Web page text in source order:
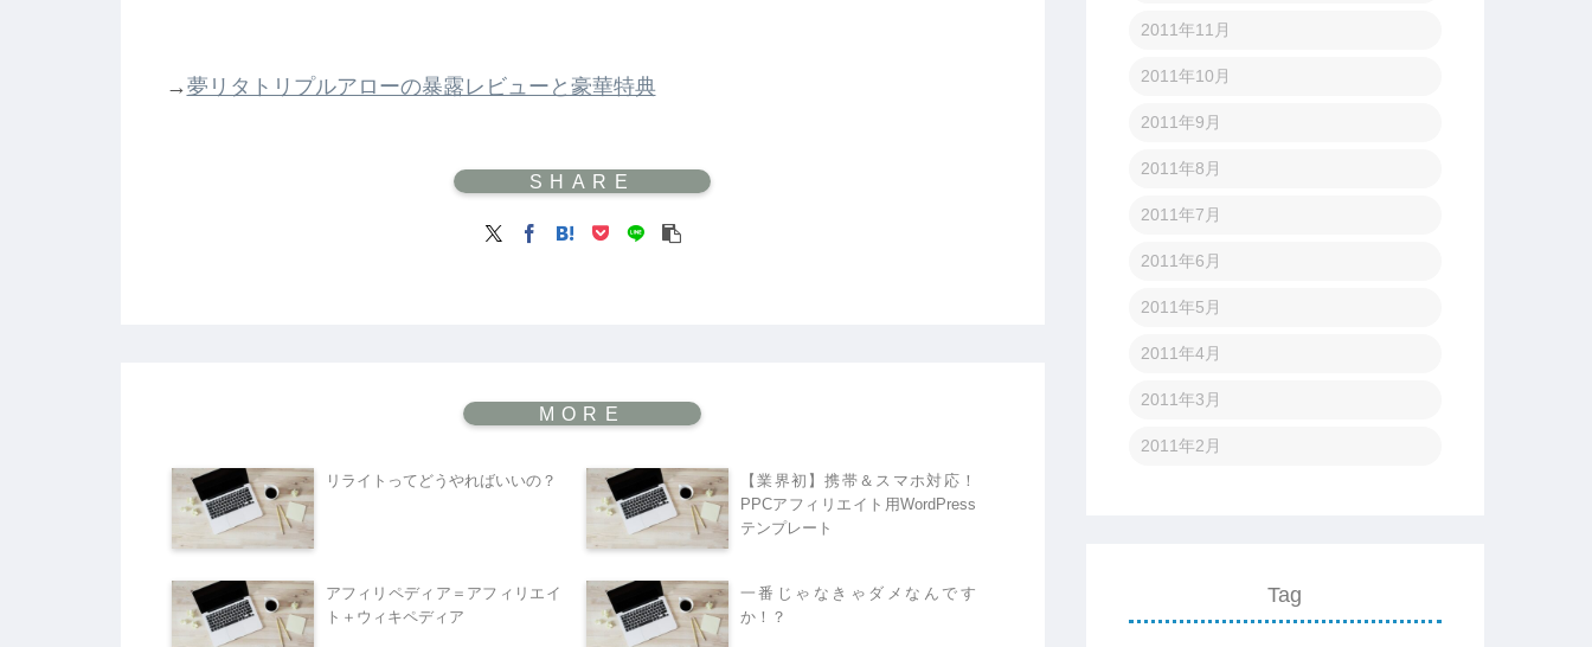
→夢リタトリプルアローの暴露レビューと豪華特典
リライトってどうやればいいの？
【業界初】携帯＆スマホ対応！
PPCアフィリエイト用WordPress
テンプレート
アフィリペディア＝アフィリエイ
ト＋ウィキペディア
一番じゃなきゃダメなんです
か！？
2011年11月
2011年10月
2011年9月
2011年8月
2011年7月
2011年6月
2011年5月
2011年4月
2011年3月
2011年2月
Tag